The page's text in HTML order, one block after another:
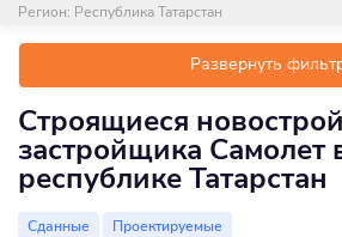
Регион: Республика Татарстан
Развернуть
Строящиеся
застройщика Самолет
республике Татарстан
Сданные Проектируемые